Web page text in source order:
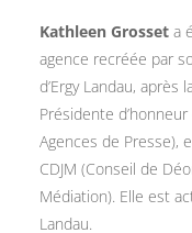
Kathleen Grosset a
agence recréée par
d’Ergy Landau, après
Présidente
Agences de Presse),
CDJM (Conseil de
Médiation). Elle est
Landau.